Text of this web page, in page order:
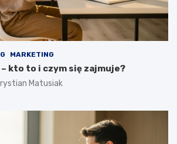
MARKETING
kto to i czym się zajmuje?
Matusiak